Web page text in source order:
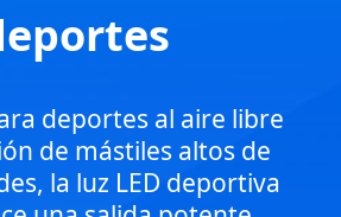
deportes al aire libre
de mástiles altos de
la luz LED deportiva